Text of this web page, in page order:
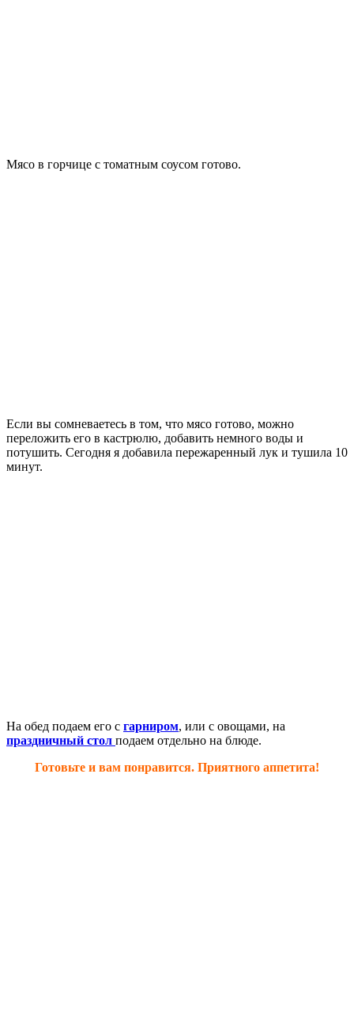
Мясо в горчице с томатным соусом готово.
Если вы сомневаетесь в том, что мясо готово, можно
переложить его в кастрюлю, добавить немного воды и
потушить. Сегодня я добавила пережаренный лук и тушила 10
минут.
На обед подаем его с гарниром, или с овощами, на
праздничный стол подаем отдельно на блюде.
Готовьте и вам понравится. Приятного аппетита!